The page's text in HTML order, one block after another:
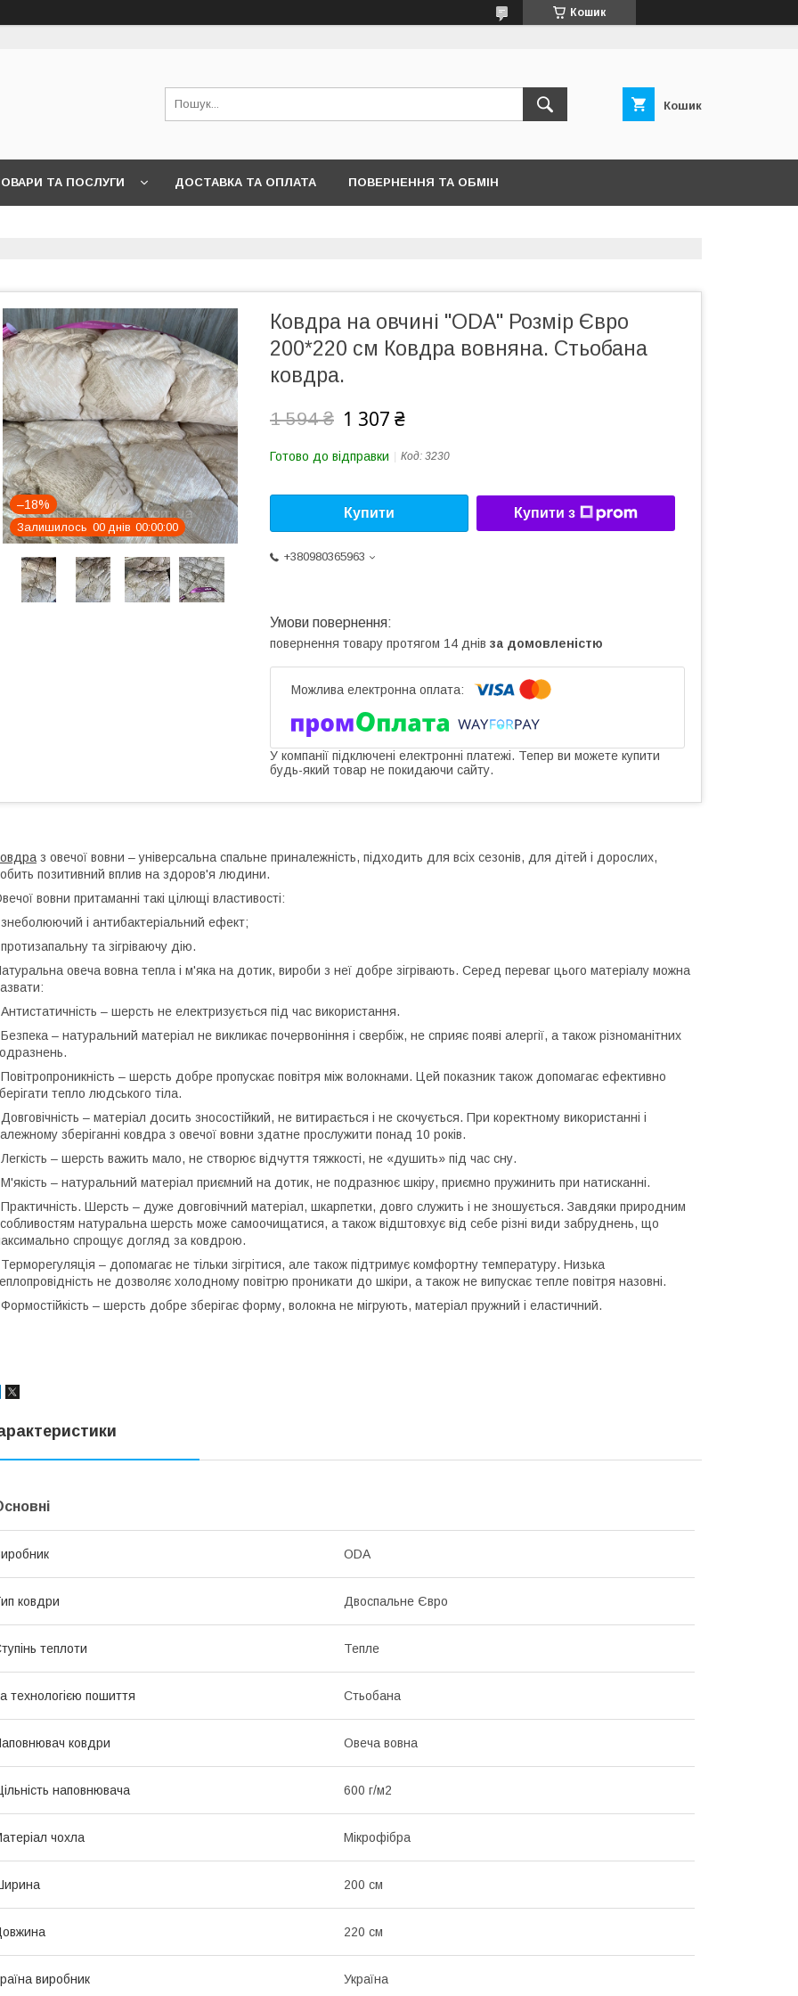
Кошик
Кошик
ТА ПОСЛУГИ ДОСТАВКА ТА ОПЛАТА ПОВЕРНЕННЯ ТА ОБМІН
–18%
Залишилось 00 днів 00 00 00
Ковдра на овчині "ODA" Розмір Євро
200*220 см Ковдра вовняна. Стьобана
ковдра.
1 594 ₴ 1 307 ₴
Готово до відправки Код: 3230
Купити Купити з
+380980365963
повернення товару протягом 14 днів за домовленістю
У компанії підключені електронні платежі. Тепер ви можете купити
будь-який товар не покидаючи сайту.
з овечої вовни – універсальна спальне приналежність, підходить для всіх сезонів, для дітей і дорослих,
позитивний вплив на здоров'я людини.
вовни притаманні такі цілющі властивості:
і антибактеріальний ефект;
та зігріваючу дію.
овеча вовна тепла і м'яка на дотик, вироби з неї добре зігрівають. Серед переваг цього матеріалу можна
– шерсть не електризується під час використання.
– натуральний матеріал не викликає почервоніння і свербіж, не сприяє появі алергії, а також різноманітних
– шерсть добре пропускає повітря між волокнами. Цей показник також допомагає ефективно
тепло людського тіла.
– матеріал досить зносостійкий, не витирається і не скочується. При коректному використанні і
зберіганні ковдра з овечої вовни здатне прослужити понад 10 років.
– шерсть важить мало, не створює відчуття тяжкості, не «душить» під час сну.
– натуральний матеріал приємний на дотик, не подразнює шкіру, приємно пружинить при натисканні.
Шерсть – дуже довговічний матеріал, шкарпетки, довго служить і не зношується. Завдяки природним
натуральна шерсть може самоочищатися, а також відштовхує від себе різні види забруднень, що
спрощує догляд за ковдрою.
– допомагає не тільки зігрітися, але також підтримує комфортну температуру. Низька
не дозволяє холодному повітрю проникати до шкіри, а також не випускає тепле повітря назовні.
– шерсть добре зберігає форму, волокна не мігрують, матеріал пружний і еластичний.
ODA
ковдри Двоспальне Євро
теплоти Тепле
технологією пошиття Стьобана
ковдри Овеча вовна
наповнювача 600 г/м2
чохла Мікрофібра
200 см
220 см
виробник Україна